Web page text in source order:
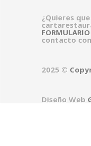
¿Quieres
FORMULARIO
contacto
2025 ©
Diseño Web